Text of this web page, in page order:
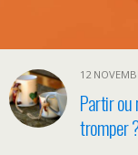
12
Partir ou
tromper